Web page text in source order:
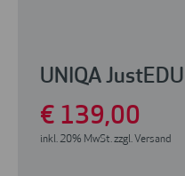
UNIQA
€ 139,00
inkl. 20% MwSt. zzgl. Versand